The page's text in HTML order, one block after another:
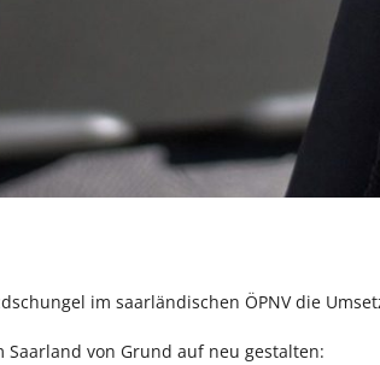
im saarländischen ÖPNV die
Saarland von Grund auf neu gestalten: